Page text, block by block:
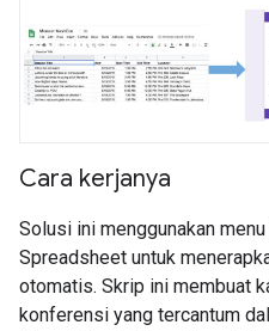
Cara kerjanya
Solusi ini menggunakan
Spreadsheet untuk
otomatis. Skrip ini membuat
konferensi yang tercantum